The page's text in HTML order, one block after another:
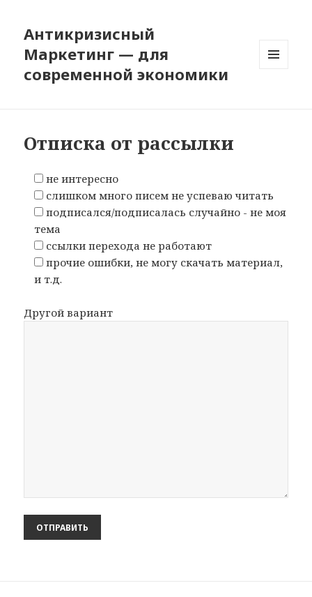
Антикризисный
Маркетинг — для
современной экономики
Отписка от рассылки
не интересно
слишком много писем не успеваю читать
подписался/подписалась случайно - не моя
тема
ссылки перехода не работают
прочие ошибки, не могу скачать материал,
и т.д.
Другой вариант